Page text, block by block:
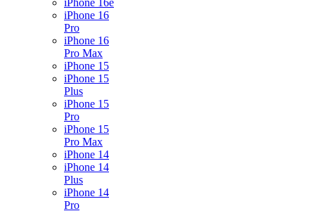
iPhone 16e
iPhone 16
Pro
iPhone 16
Pro Max
iPhone 15
iPhone 15
Plus
iPhone 15
Pro
iPhone 15
Pro Max
iPhone 14
iPhone 14
Plus
iPhone 14
Pro